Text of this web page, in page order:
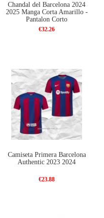
Chandal del Barcelona 2024
2025 Manga Corta Amarillo -
Pantalon Corto
€32.26
Camiseta Primera Barcelona
Authentic 2023 2024
€23.88